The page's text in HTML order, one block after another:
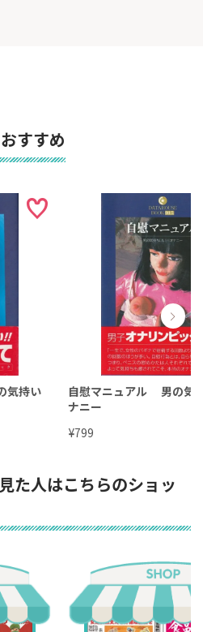
すすめ
気持い
自慰マニュアル 男の気
ナニー
¥799
た人はこちらのショッ